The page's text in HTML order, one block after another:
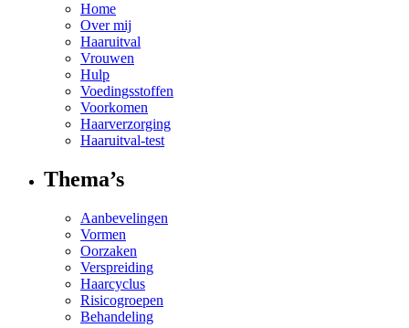
Home
Over mij
Haaruitval
Vrouwen
Hulp
Voedingsstoffen
Voorkomen
Haarverzorging
Haaruitval-test
Thema’s
Aanbevelingen
Vormen
Oorzaken
Verspreiding
Haarcyclus
Risicogroepen
Behandeling